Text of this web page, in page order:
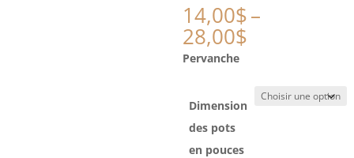
14,00$–
28,00$
14,00$
Pervanche
Dimension
des pots
en pouces